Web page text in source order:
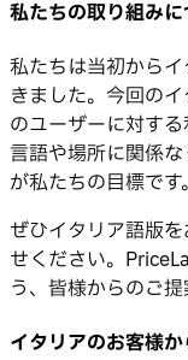
私たちの取り組み
私たちは当初から
きました。今回の
のユーザーに対する
言語や場所に関係
が私たちの目標です。
ぜひイタリア語版
せください。
う、皆様からのご提
イタリアのお客様